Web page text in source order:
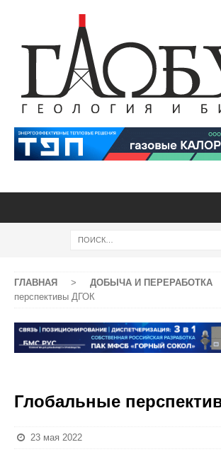
ГЛАВНАЯ > ДОБЫЧА И ПЕРЕРАБОТКА
перспективы ДГОК
Глобальные
23 мая 2022